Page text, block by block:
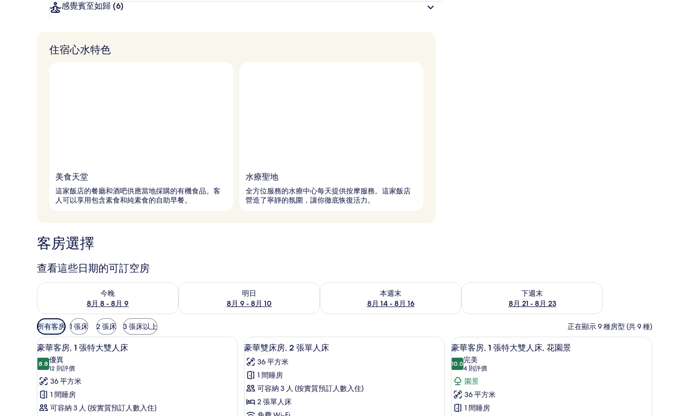
感覺賓至如歸 (6)
住宿心水特色
美食天堂
這家飯店的餐廳和酒吧供應當地採購的有機食品。客
人可以享用包含素食和純素食的自助早餐。
水療聖地
全方位服務的水療中心每天提供按摩服務。這家飯店
營造了寧靜的氛圍，讓你徹底恢復活力。
客房選擇
查看這些日期的可訂空房
今晚
8月 8 - 8月 9
查看今晚 8月 8 - 8月 9的可訂空房
明日
8月 9 - 8月 10
查看明日 8月 9 - 8月 10的可訂空房
本週末
8月 14 - 8月 16
查看本週末 8月 14 - 8月 16的可訂空房
下週末
8月 21 - 8月 23
查看下週末 8月 21 - 8月 23的可訂空房
可
用
嘅
客
房
篩
選
條
件
所有客房 1 張床 2 張床 3 張床以上 正在顯示 9 種房型 (共 9 種)
載
入
所
有
豪
華
房內夾萬、書桌、手提電腦工作空間、熨斗/熨衫板
7
豪華客房, 1 張特大雙人床
8.88.8 分，滿分 10 分
優異
12 則評價
(12
則
評
價)
36 平方米
1 間睡房
可容納 3 人 (按實質預訂人數入住)
載
入
所
有
豪
華
房內夾萬、書桌、手提電腦工作空間、熨斗/熨衫板
7
豪華雙床房, 2 張單人床
36 平方米
1 間睡房
可容納 3 人 (按實質預訂人數入住)
2 張單人床
載
入
所
有
豪
華
豪華客房, 1 張特大雙人床, 花園景 | 房內夾萬
7
豪華客房, 1 張特大雙人床, 花園景
10.010.0 分，滿分 10 分
完美
4 則評價
(4
則
評
價)
園景
36 平方米
1 間睡房